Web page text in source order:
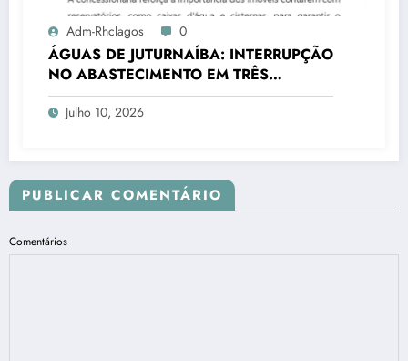
Adm-Rhclagos 0
ÁGUAS DE JUTURNAÍBA: INTERRUPÇÃO
NO ABASTECIMENTO EM TRÊS
CIDADES
Julho 10, 2026
PUBLICAR COMENTÁRIO
Comentários